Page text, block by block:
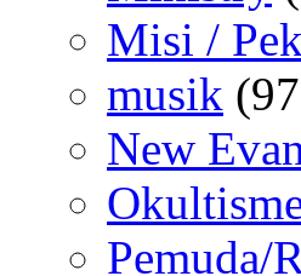
Misi /
musik
New
Pemuda/